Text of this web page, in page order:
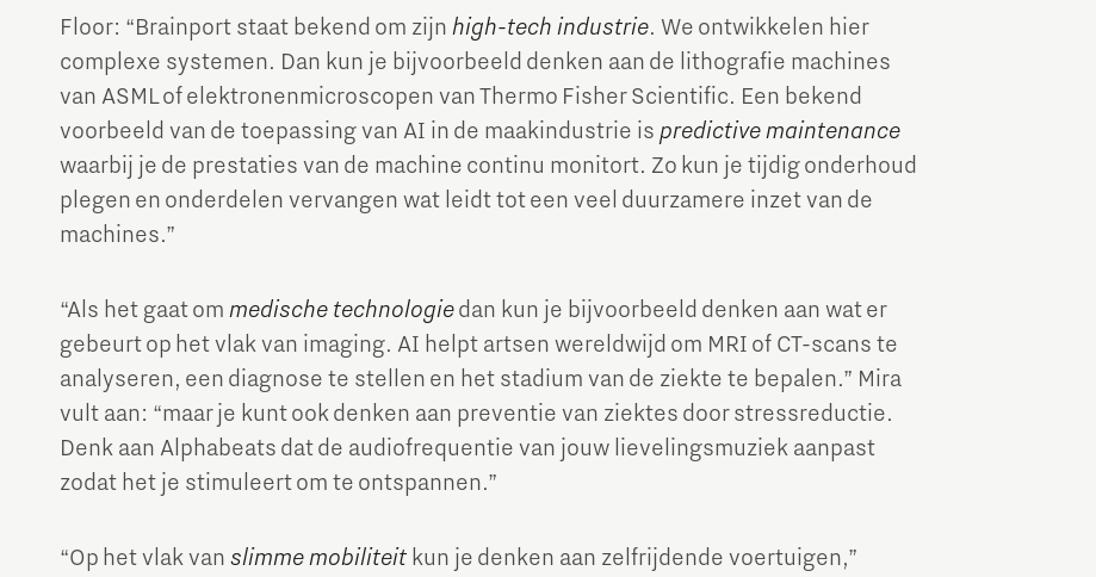
Floor: “Brainport staat bekend om zijn high-tech industrie. We ontwikkelen hier
complexe systemen. Dan kun je bijvoorbeeld denken aan de lithografie machines
van ASML of elektronenmicroscopen van Thermo Fisher Scientific. Een bekend
voorbeeld van de toepassing van AI in de maakindustrie is predictive maintenance
waarbij je de prestaties van de machine continu monitort. Zo kun je tijdig onderhoud
plegen en onderdelen vervangen wat leidt tot een veel duurzamere inzet van de
machines.”
“Als het gaat om medische technologiedan kun je bijvoorbeeld denken aan wat er
gebeurt op het vlak van imaging. AI helpt artsen wereldwijd om MRI of CT-scans te
analyseren, een diagnose te stellen en het stadium van de ziekte te bepalen.” Mira
vult aan: “maar je kunt ook denken aan preventie van ziektes door stressreductie.
Denk aan Alphabeats dat de audiofrequentie van jouw lievelingsmuziek aanpast
zodat het je stimuleert om te ontspannen.”
“Op het vlak van slimme mobiliteitkun je denken aan zelfrijdende voertuigen,”